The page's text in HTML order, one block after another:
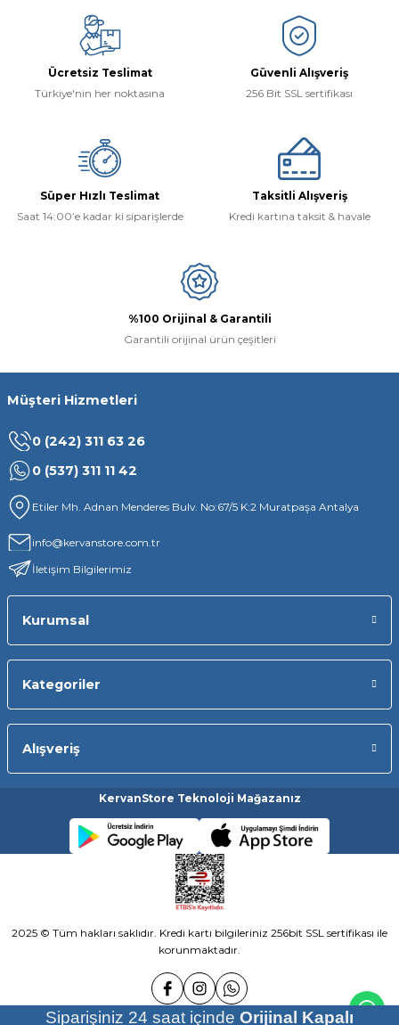
Ürün resmi kalitesiz, bozuk veya görüntülenemiyor.
Bu ürüne benzer farklı alternatifler olmalı.
Gönder
Ücretsiz Teslimat
Türkiye'nin her noktasına
Güvenli Alışveriş
256 Bit SSL sertifikası
Süper Hızlı Teslimat
Saat 14:00’e kadar ki siparişlerde
Taksitli Alışveriş
Kredi kartına taksit & havale
%100 Orijinal & Garantili
Garantili orijinal ürün çeşitleri
Müşteri Hizmetleri
0 (242) 311 63 26
0 (537) 311 11 42
Etiler Mh. Adnan Menderes Bulv. No:67/5 K:2 Muratpaşa Antalya
info@kervanstore.com.tr
İletişim Bilgilerimiz
Kurumsal
Kategoriler
Alışveriş
KervanStore Teknoloji Mağazanız
2025 © Tüm hakları saklıdır. Kredi kartı bilgileriniz 256bit SSL sertifikası ile
korunmaktadır.
Siparişiniz 24 saat içinde Orijinal Kapalı